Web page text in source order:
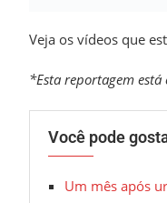
Veja os vídeos que
*Esta reportagem
Você pode
Um mês após